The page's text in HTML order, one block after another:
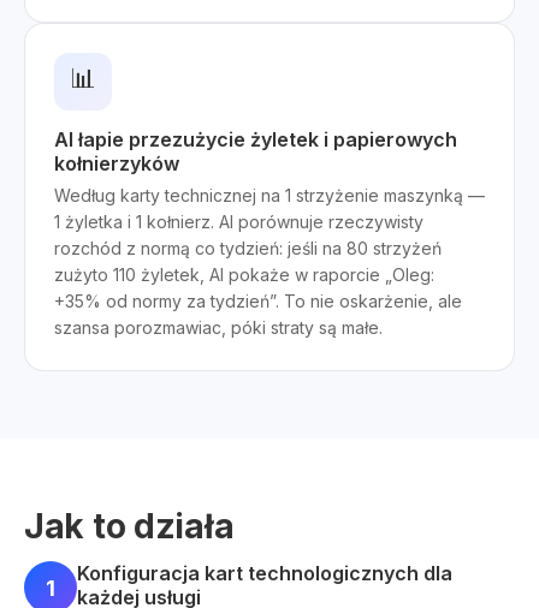
📊
AI łapie przezużycie żyletek i papierowych
kołnierzyków
Według karty technicznej na 1 strzyżenie maszynką —
1 żyletka i 1 kołnierz. AI porównuje rzeczywisty
rozchód z normą co tydzień: jeśli na 80 strzyżeń
zużyto 110 żyletek, AI pokaże w raporcie „Oleg:
+35% od normy za tydzień”. To nie oskarżenie, ale
szansa porozmawiac, póki straty są małe.
Jak to działa
1
Konfiguracja kart technologicznych dla
każdej usługi